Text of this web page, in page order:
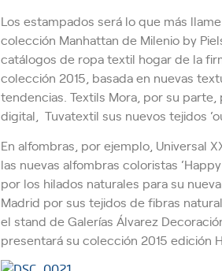
Los estampados será lo que más
colección Manhattan de Milenio by
catálogos de ropa textil hogar de la
colección 2015, basada en nuevas
tendencias. Textils Mora, por su
digital, Tuvatextil sus nuevos tejidos
En alfombras, por ejemplo, Universal
las nuevas alfombras coloristas
por los hilados naturales para su
Madrid por sus tejidos de fibras
el stand de Galerías Álvarez
presentará su colección 2015 edición